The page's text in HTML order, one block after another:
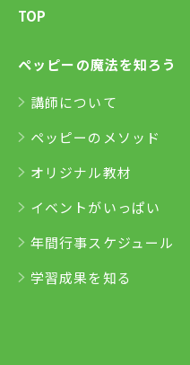
TOP
ペッピーの魔法を知ろう
講師について
ペッピーのメソッド
オリジナル教材
イベントがいっぱい
年間行事スケジュール
学習成果を知る